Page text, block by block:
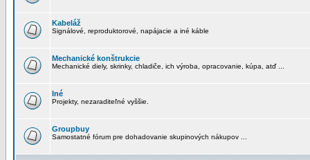
Kabeláž
Signálové, reproduktorové, napájacie a iné káble
Mechanické konštrukcie
Mechanické diely, skrinky, chladiče, ich výroba, opracovanie, kúpa, atď ...
Iné
Projekty, nezaraditeľné vyššie.
Groupbuy
Samostatné fórum pre dohadovanie skupinových nákupov ...